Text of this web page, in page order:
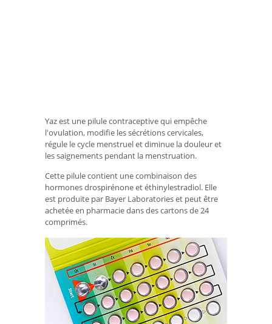
Yaz est une pilule contraceptive qui empêche
l'ovulation, modifie les sécrétions cervicales,
régule le cycle menstruel et diminue la douleur et
les saignements pendant la menstruation.
Cette pilule contient une combinaison des
hormones drospirénone et éthinylestradiol. Elle
est produite par Bayer Laboratories et peut être
achetée en pharmacie dans des cartons de 24
comprimés.